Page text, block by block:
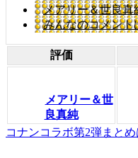
メアリー＆世良真
みんなのコメント
評価
メアリー＆世
良真純
コナンコラボ第2弾まと